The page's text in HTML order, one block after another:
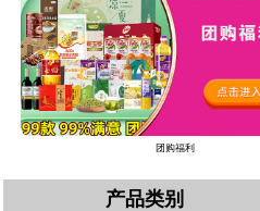
团购福利
产品类别